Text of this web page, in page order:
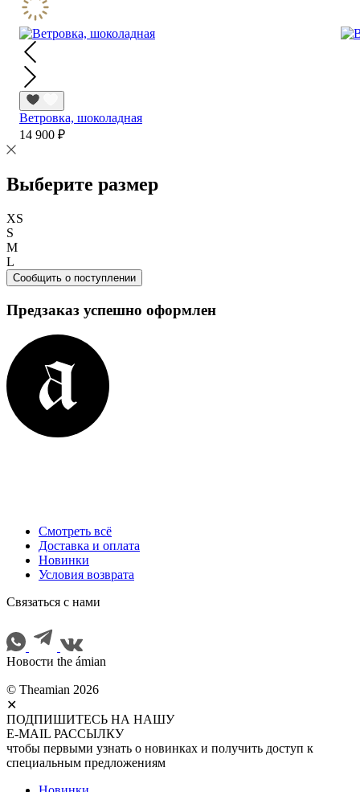
Ветровка, шоколадная
14 900 ₽
Выберите размер
XS
S
M
L
Сообщить о поступлении
Предзаказ успешно оформлен
Смотреть всё
Доставка и оплата
Новинки
Условия возврата
Cвязаться с нами
Новости the ámian
© Theamian 2026
✕
ПОДПИШИТЕСЬ НА НАШУ
E-MAIL РАССЫЛКУ
чтобы первыми узнать о новинках и получить доступ к
специальным предложениям